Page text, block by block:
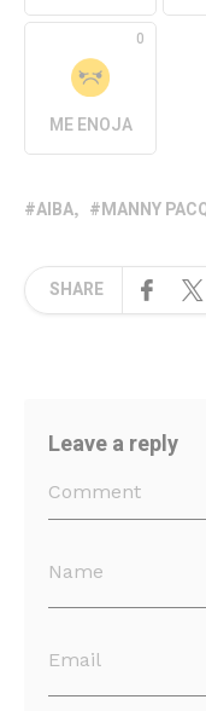
0
ME ENOJA
AIBA MANNY
SHARE
Leave a reply